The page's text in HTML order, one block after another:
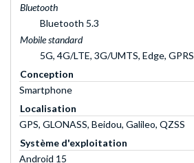
Bluetooth
Bluetooth 5.3
Mobile standard
5G, 4G/LTE, 3G/UMTS, Edge, GPRS
Conception
Smartphone
Localisation
GPS, GLONASS, Beidou, Galileo, QZSS
Système d'exploitation
Android 15